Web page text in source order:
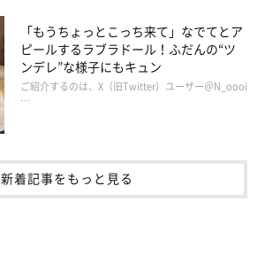
「もうちょっとこっち来て」なでてとア
ピールするラブラドール！ふだんの“ツ
ンデレ”な様子にもキュン
ご紹介するのは、X（旧Twitter）ユーザー＠N_oooi
…
新着記事をもっと見る